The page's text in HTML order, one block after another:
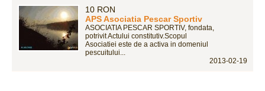
10 RON
APS Asociatia Pescar Sportiv
ASOCIATIA PESCAR SPORTIV, fondata,
potrivit Actului constitutiv.Scopul
Asociatiei este de a activa in domeniul
pescuitului...
2013-02-19